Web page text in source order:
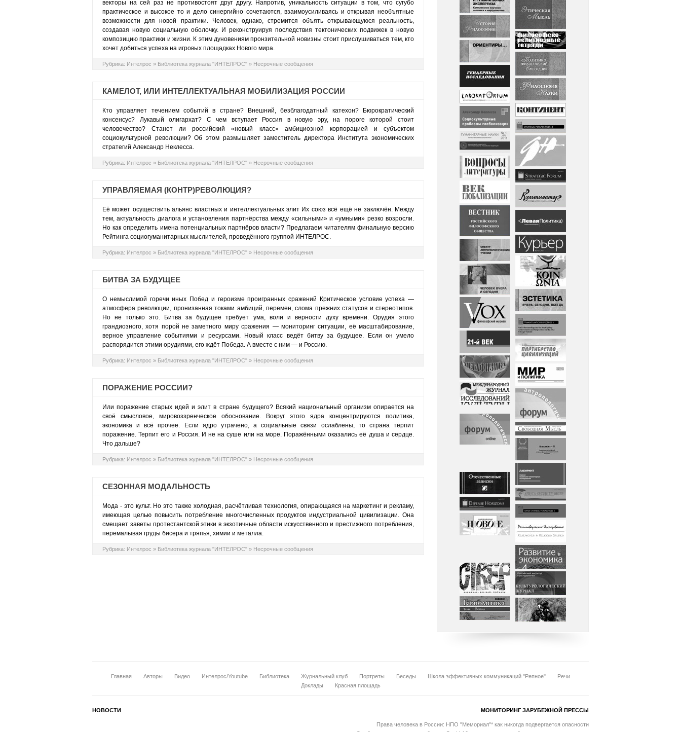
векторы на сей раз не противостоят друг другу. Напротив, уникальность ситуации в том, что сугубо
практическое и высокое то и дело синергийно сочетаются, взаимоусиливаясь и открывая необъятные
возможности для новой практики. Человек, однако, стремится объять открывающуюся реальность,
создавая новую социальную оболочку. И реконструируя последствия тектонических подвижек в новую
композицию практики и жизни. К этим дуновениям пронзительной новизны стоит прислушиваться тем, кто
хочет добиться успеха на игровых площадках Нового мира.
Рубрика: Интелрос » Библиотека журнала "ИНТЕЛРОС" » Несрочные сообщения
КАМЕЛОТ, ИЛИ ИНТЕЛЛЕКТУАЛЬНАЯ МОБИЛИЗАЦИЯ РОССИИ
Кто управляет течением событий в стране? Внешний, безблагодатный катехон? Бюрократический
консенсус? Лукавый олигархат? С чем вступает Россия в новую эру, на пороге которой стоит
человечество? Станет ли российский «новый класс» амбициозной корпорацией и субъектом
социокультурной революции? Об этом размышляет заместитель директора Института экономических
стратегий Александр Неклесса.
Рубрика: Интелрос » Библиотека журнала "ИНТЕЛРОС" » Несрочные сообщения
УПРАВЛЯЕМАЯ (КОНТР)РЕВОЛЮЦИЯ?
Её может осуществить альянс властных и интеллектуальных элит Их союз всё ещё не заключён. Между
тем, актуальность диалога и установления партнёрства между «сильными» и «умными» резко возросли.
Но как определить имена потенциальных партнёров власти? Предлагаем читателям финальную версию
Рейтинга социогуманитарных мыслителей, проведённого группой ИНТЕЛРОС.
Рубрика: Интелрос » Библиотека журнала "ИНТЕЛРОС" » Несрочные сообщения
БИТВА ЗА БУДУЩЕЕ
О немыслимой горечи иных Побед и героизме проигранных сражений Критическое условие успеха —
атмосфера революции, пронизанная токами амбиций, перемен, слома прежних статусов и стереотипов.
Но не только это. Битва за будущее требует ума, воли и верности духу времени. Орудия этого
грандиозного, хотя порой не заметного миру сражения — мониторинг ситуации, её масштабирование,
верное управление событиями и ресурсами. Новый класс ведёт битву за будущее. Если он умело
распорядится этими орудиями, его ждёт Победа. А вместе с ним — и Россию.
Рубрика: Интелрос » Библиотека журнала "ИНТЕЛРОС" » Несрочные сообщения
ПОРАЖЕНИЕ РОССИИ?
Или поражение старых идей и элит в стране будущего? Всякий национальный организм опирается на
своё смысловое, мировоззренческое обоснование. Вокруг этого ядра концентрируются политика,
экономика и всё прочее. Если ядро утрачено, а социальные связи ослаблены, то страна терпит
поражение. Терпит его и Россия. И не на суше или на море. Поражёнными оказались её душа и сердце.
Что дальше?
Рубрика: Интелрос » Библиотека журнала "ИНТЕЛРОС" » Несрочные сообщения
СЕЗОННАЯ МОДАЛЬНОСТЬ
Мода - это культ. Но это также холодная, расчётливая технология, опирающаяся на маркетинг и рекламу,
имеющая целью повысить потребление многочисленных продуктов индустриальной цивилизации. Она
смещает заветы протестантской этики в экзотичные области искусственного и престижного потребления,
перемалывая груды бисера и тряпья, химии и металла.
Рубрика: Интелрос » Библиотека журнала "ИНТЕЛРОС" » Несрочные сообщения
Главная Авторы Видео Интелрос/Youtube Библиотека Журнальный клуб Портреты Беседы Школа эффективных коммуникаций "Репное"
Речи
Доклады
Красная площадь
НОВОСТИ МОНИТОРИНГ ЗАРУБЕЖНОЙ ПРЕССЫ
Права человека в России: НПО "Мемориал"* как никогда подвергается опасности